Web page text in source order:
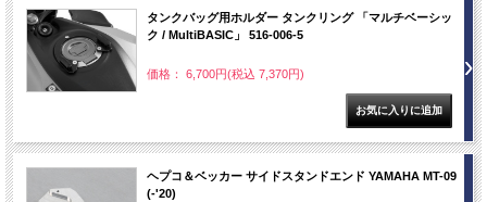
タンクバッグ用ホルダー タンクリング 「マルチベーシッ
ク / MultiBASIC」 516-006-5
価格： 6,700円(税込 7,370円)
ヘプコ＆ベッカー サイドスタンドエンド YAMAHA MT-09
(-'20)